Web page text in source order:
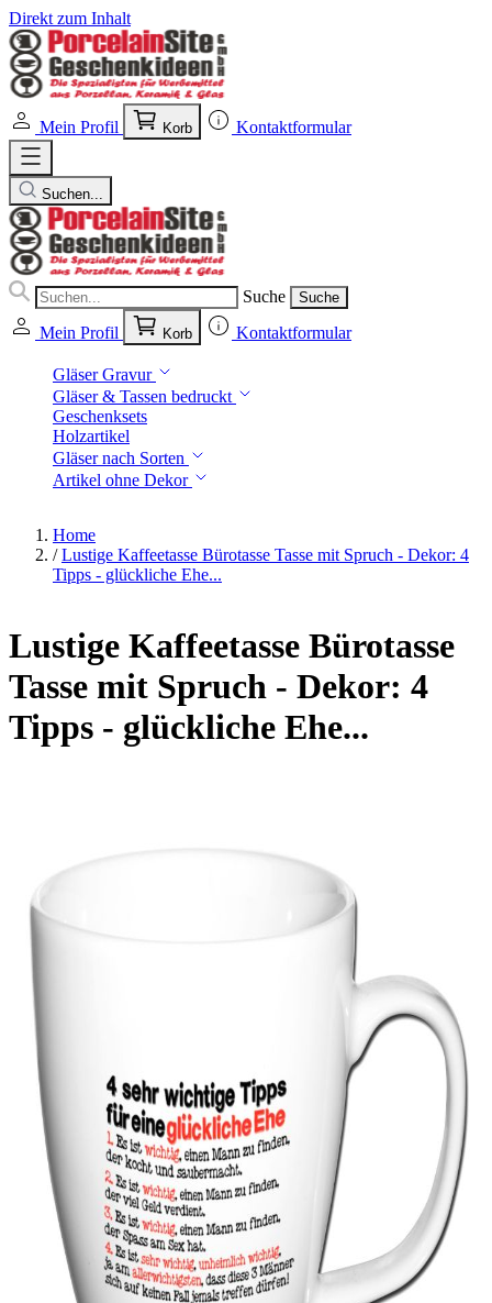
Direkt zum Inhalt
Mein Profil Korb Kontaktformular
Suchen...
Suche Suche
Mein Profil Korb Kontaktformular
Gläser Gravur
Gläser & Tassen bedruckt
Geschenksets
Holzartikel
Gläser nach Sorten
Artikel ohne Dekor
Home
/ Lustige Kaffeetasse Bürotasse Tasse mit Spruch - Dekor: 4
Tipps - glückliche Ehe...
Lustige Kaffeetasse Bürotasse
Tasse mit Spruch - Dekor: 4
Tipps - glückliche Ehe...